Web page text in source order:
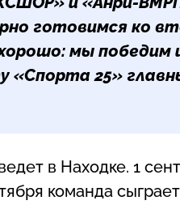
готовимся ко
мы победим
«Спорта 25»
в Находке. 1
команда